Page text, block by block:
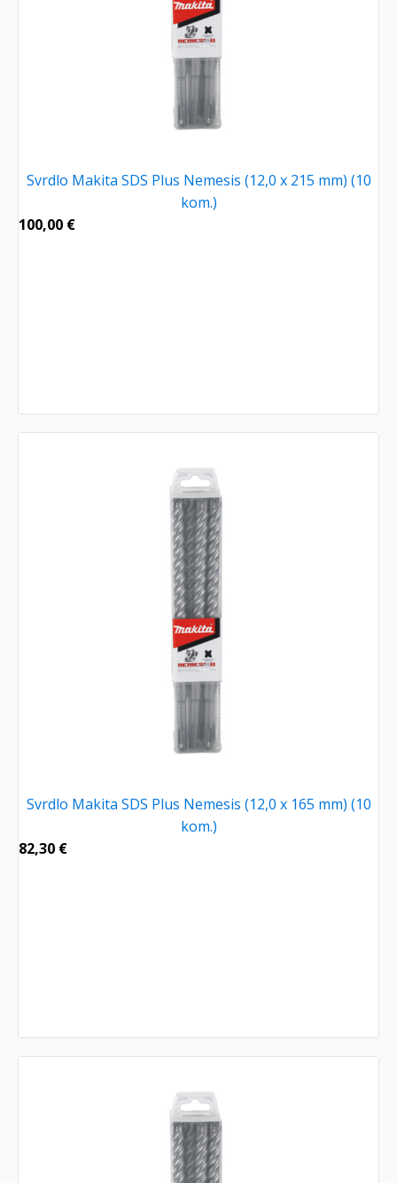
Svrdlo Makita SDS Plus Nemesis (12,0 x 215 mm) (10
kom.)
100,00 €
Svrdlo Makita SDS Plus Nemesis (12,0 x 165 mm) (10
kom.)
82,30 €